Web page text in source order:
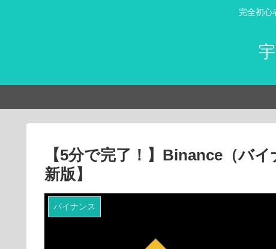
完全初心
【5分で完了！】Binance（バ
新版】
バイナンス